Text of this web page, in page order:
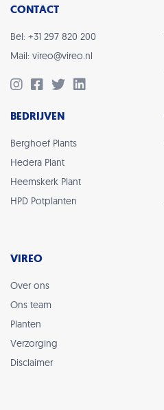
CONTACT
Bel: +31 297 820 200
Mail: vireo@vireo.nl
BEDRIJVEN
Berghoef Plants
Hedera Plant
Heemskerk Plant
HPD Potplanten
VIREO
Over ons
Ons team
Planten
Verzorging
Disclaimer